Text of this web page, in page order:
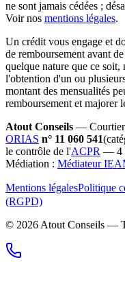
ne sont jamais cédées ;
Voir nos mentions légales.
Un crédit vous engage et
de remboursement avant
quelque nature que ce
l'obtention d'un ou
montant des mensualités
remboursement et majorer
Atout Conseils — Courtier
ORIAS n° 11 060 541
le contrôle de l'ACPR — 4
Médiation : Médiateur
Mentions légalesPolitique
(RGPD)
© 2026 Atout Conseils —